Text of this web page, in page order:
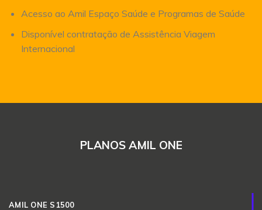
Acesso ao Amil Espaço Saúde e Programas de Saúde
Disponível contratação de Assistência Viagem
Internacional
PLANOS AMIL ONE
AMIL ONE S1500